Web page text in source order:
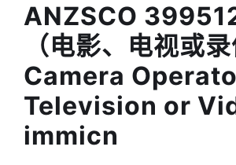
ANZSCO
（电影、电视或录
Camera
Television or
immicn